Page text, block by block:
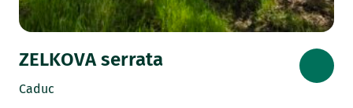
ZELKOVA serrata
Caduc